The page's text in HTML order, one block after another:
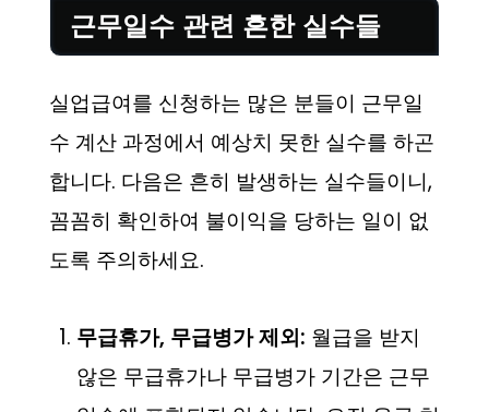
근무일수 관련 흔한 실수들
실업급여를 신청하는 많은 분들이 근무일
수 계산 과정에서 예상치 못한 실수를 하곤
합니다. 다음은 흔히 발생하는 실수들이니,
꼼꼼히 확인하여 불이익을 당하는 일이 없
도록 주의하세요.
무급휴가, 무급병가 제외: 월급을 받지
않은 무급휴가나 무급병가 기간은 근무